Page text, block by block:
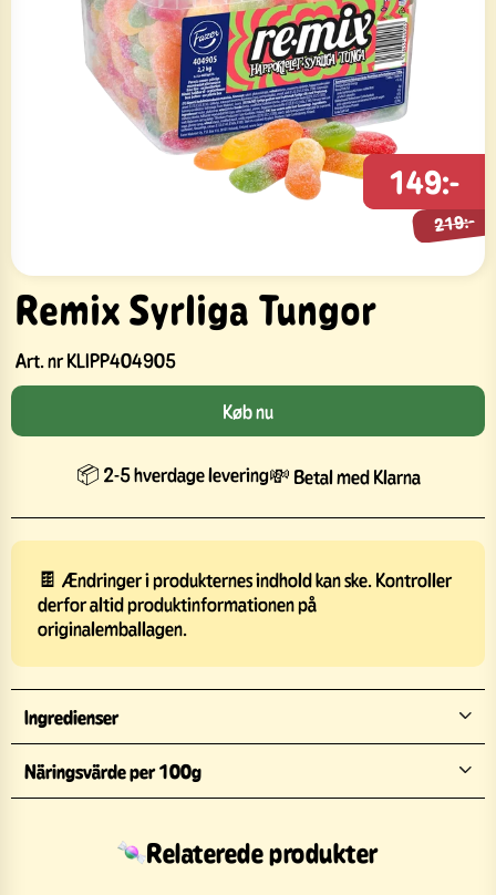
Remix Syrliga Tungor
Art. nrKLIPP404905
149:-
219:-
219:-
Køb nu
📦 2-5 hverdage levering💸 Betal med Klarna
🍫 Ændringer i produkternes indhold kan ske. Kontroller
derfor altid produktinformationen på
originalemballagen.
Ingredienser
Näringsvärde per 100g
Relaterede produkter